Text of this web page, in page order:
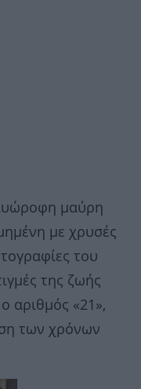
μαύρη
με χρυσές
του
της ζωής
αριθμός «21»,
των χρόνων